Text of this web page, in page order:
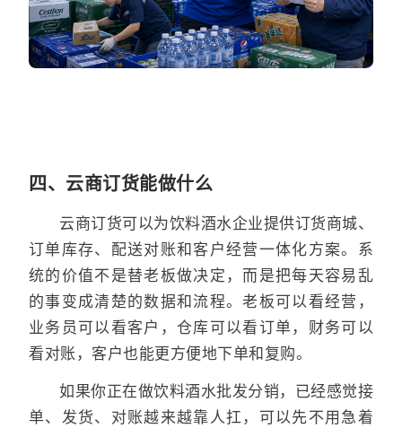
四、云商订货能做什么
云商订货可以为饮料酒水企业提供订货商城、
订单库存、配送对账和客户经营一体化方案。系
统的价值不是替老板做决定，而是把每天容易乱
的事变成清楚的数据和流程。老板可以看经营，
业务员可以看客户，仓库可以看订单，财务可以
看对账，客户也能更方便地下单和复购。
如果你正在做饮料酒水批发分销，已经感觉接
单、发货、对账越来越靠人扛，可以先不用急着